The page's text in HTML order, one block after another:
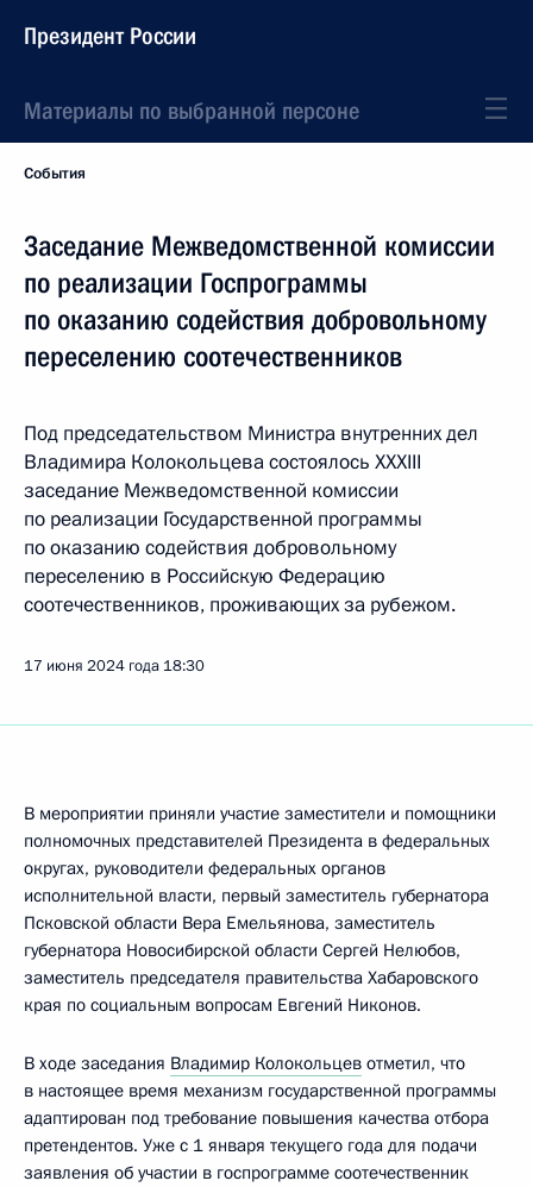
Президент России
Материалы по выбранной персоне
События
Заседание Межведомственной комиссии
по реализации Госпрограммы
по оказанию содействия добровольному
переселению соотечественников
Под председательством Министра внутренних дел
Владимира Колокольцева состоялось XXXIII
заседание Межведомственной комиссии
по реализации Государственной программы
по оказанию содействия добровольному
переселению в Российскую Федерацию
соотечественников, проживающих за рубежом.
17 июня 2024 года 18:30
В мероприятии приняли участие заместители и помощники
полномочных представителей Президента в федеральных
округах, руководители федеральных органов
исполнительной власти, первый заместитель губернатора
Псковской области Вера Емельянова, заместитель
губернатора Новосибирской области Сергей Нелюбов,
заместитель председателя правительства Хабаровского
края по социальным вопросам Евгений Никонов.
В ходе заседания Владимир Колокольцев отметил, что
в настоящее время механизм государственной программы
адаптирован под требование повышения качества отбора
претендентов. Уже с 1 января текущего года для подачи
заявления об участии в госпрограмме соотечественник